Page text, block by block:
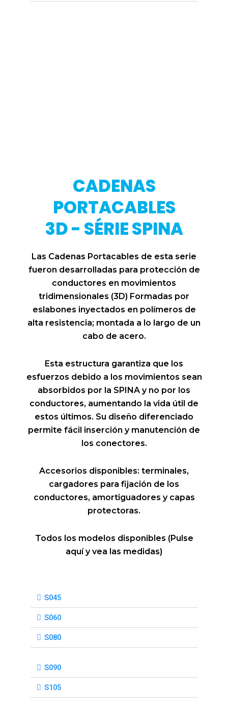
CADENAS
PORTACABLES
3D - SÉRIE SPINA
Las Cadenas Portacables de esta serie
fueron desarrolladas para protección de
conductores en movimientos
tridimensionales (3D) Formadas por
eslabones inyectados en polímeros de
alta resistencia; montada a lo largo de un
cabo de acero.
Esta estructura garantiza que los
esfuerzos debido a los movimientos sean
absorbidos por la SPINA y no por los
conductores, aumentando la vida útil de
estos últimos. Su diseño diferenciado
permite fácil inserción y manutención de
los conectores.
Accesorios disponibles: terminales,
cargadores para fijación de los
conductores, amortiguadores y capas
protectoras.
Todos los modelos disponibles (Pulse
aquí y vea las medidas)
S045
S060
S080
S090
S105